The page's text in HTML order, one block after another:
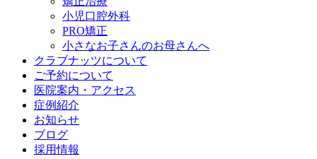
小児口腔外科
PRO矯正
小さなお子さんのお母さんへ
クラブナッツについて
ご予約について
医院案内・アクセス
症例紹介
お知らせ
ブログ
採用情報